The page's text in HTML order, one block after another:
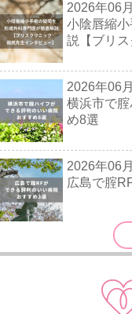
2026年06
小陰唇縮
説【ブリス
2026年06
横浜市で
め8選
2026年06
広島で腟